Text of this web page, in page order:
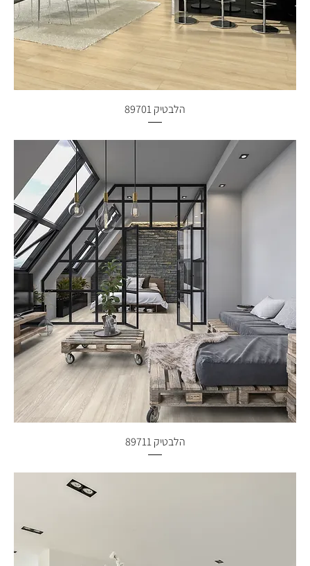
הלבטיק 89701
הלבטיק 89711